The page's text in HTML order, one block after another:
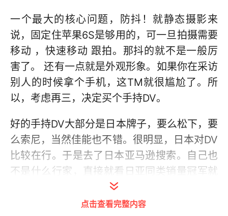
一个最大的核心问题，防抖！就静态摄影来
说，固定住苹果6S是够用的，可一旦拍摄需要
移动 ，快速移动 跟拍。那抖的就不是一般厉
害了。 还有一点就是外观形象。如果你在采访
别人的时候拿个手机，这TM就很尴尬了。所
以，考虑再三，决定买个手持DV。
好的手持DV大部分是日本牌子，要么松下，要
么索尼，当然佳能也不错。很明显，日本对DV
比较在行。于是去了日本亚马逊搜索。自己也
不是什么行家，直接就看日亚同类销量冠军就
点击查看完整内容